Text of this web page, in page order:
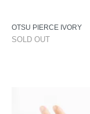
OTSU PIERCE IVORY
SOLD OUT